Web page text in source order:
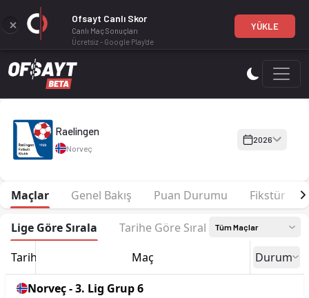
Raelingen 2026 sezonu | 3. Lig Grup 6'de 8. sırada, 21
Raelingen
Norveç
2026
Maçlar Genel Bakış Puan Durumu Fikstür
Lige Göre Sırala Tarihe Göre Sırala Tüm Maçlar
Tarih Maç Durum
Norveç - 3. Lig Grup 6
Ofsayt Canlı Skor
Canlı Maç Sonuçları
Ücretsiz - Google Play'de
YÜKLE